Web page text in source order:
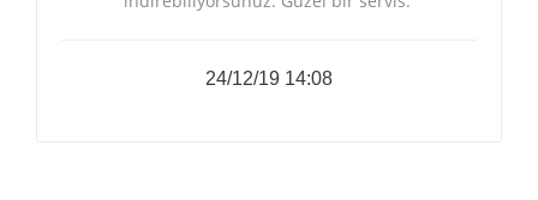
24/12/19 14:08